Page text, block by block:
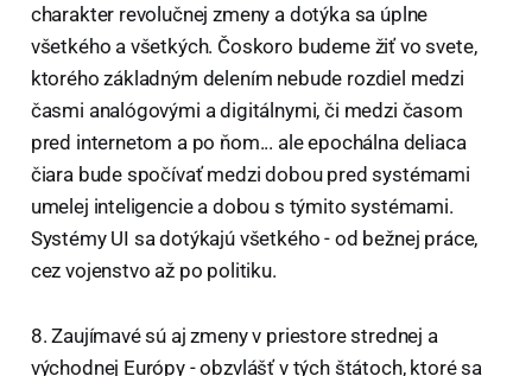
charakter revolučnej zmeny a dotýka sa úplne
všetkého a všetkých. Čoskoro budeme žiť vo svete,
ktorého základným delením nebude rozdiel medzi
časmi analógovými a digitálnymi, či medzi časom
pred internetom a po ňom... ale epochálna deliaca
čiara bude spočívať medzi dobou pred systémami
umelej inteligencie a dobou s týmito systémami.
Systémy UI sa dotýkajú všetkého - od bežnej práce,
cez vojenstvo až po politiku.
8. Zaujímavé sú aj zmeny v priestore strednej a
východnej Európy - obzvlášť v tých štátoch, ktoré sa